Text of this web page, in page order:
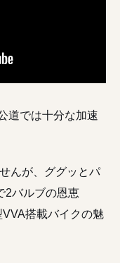
道では十分な加速
んが、ググッとパ
2バルブの恩恵
VVA搭載バイクの魅